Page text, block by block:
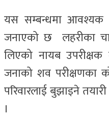
यस सम्बन्धमा आवश्यक
जनाएको छ लहरीका
लिएको नायब
जनाको शव परीक्षणका
परिवारलाई बुझाइने
।